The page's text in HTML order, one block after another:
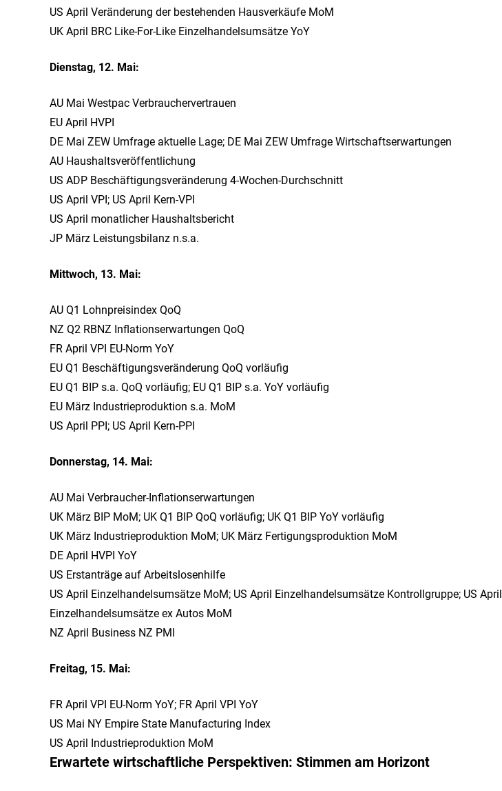
US April Veränderung der bestehenden Hausverkäufe MoM
UK April BRC Like-For-Like Einzelhandelsumsätze YoY
Dienstag, 12. Mai:
AU Mai Westpac Verbrauchervertrauen
EU April HVPI
DE Mai ZEW Umfrage aktuelle Lage; DE Mai ZEW Umfrage Wirtschaftserwartungen
AU Haushaltsveröffentlichung
US ADP Beschäftigungsveränderung 4-Wochen-Durchschnitt
US April VPI; US April Kern-VPI
US April monatlicher Haushaltsbericht
JP März Leistungsbilanz n.s.a.
Mittwoch, 13. Mai:
AU Q1 Lohnpreisindex QoQ
NZ Q2 RBNZ Inflationserwartungen QoQ
FR April VPI EU-Norm YoY
EU Q1 Beschäftigungsveränderung QoQ vorläufig
EU Q1 BIP s.a. QoQ vorläufig; EU Q1 BIP s.a. YoY vorläufig
EU März Industrieproduktion s.a. MoM
US April PPI; US April Kern-PPI
Donnerstag, 14. Mai:
AU Mai Verbraucher-Inflationserwartungen
UK März BIP MoM; UK Q1 BIP QoQ vorläufig; UK Q1 BIP YoY vorläufig
UK März Industrieproduktion MoM; UK März Fertigungsproduktion MoM
DE April HVPI YoY
US Erstanträge auf Arbeitslosenhilfe
US April Einzelhandelsumsätze MoM; US April Einzelhandelsumsätze Kontrollgruppe; US April
Einzelhandelsumsätze ex Autos MoM
NZ April Business NZ PMI
Freitag, 15. Mai:
FR April VPI EU-Norm YoY; FR April VPI YoY
US Mai NY Empire State Manufacturing Index
US April Industrieproduktion MoM
Erwartete wirtschaftliche Perspektiven: Stimmen am Horizont